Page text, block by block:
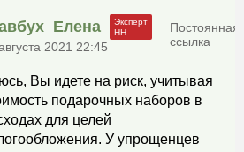
2021 22:45
Постоянная
ссылка
Вы идете на риск, учитывая
подарочных наборов в
для целей
У упрощенцев